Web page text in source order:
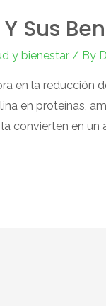
Sus
y bienestar/ By
en la reducción
en proteínas,
convierten en un